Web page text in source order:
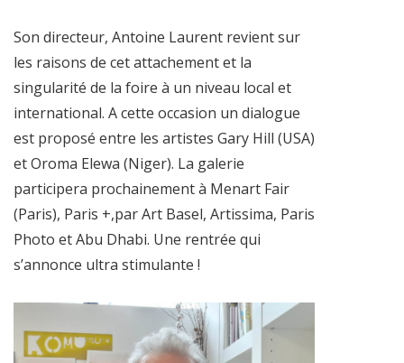
Son directeur, Antoine Laurent revient sur
les raisons de cet attachement et la
singularité de la foire à un niveau local et
international. A cette occasion un dialogue
est proposé entre les artistes Gary Hill (USA)
et Oroma Elewa (Niger). La galerie
participera prochainement à Menart Fair
(Paris), Paris +,par Art Basel, Artissima, Paris
Photo et Abu Dhabi. Une rentrée qui
s’annonce ultra stimulante !